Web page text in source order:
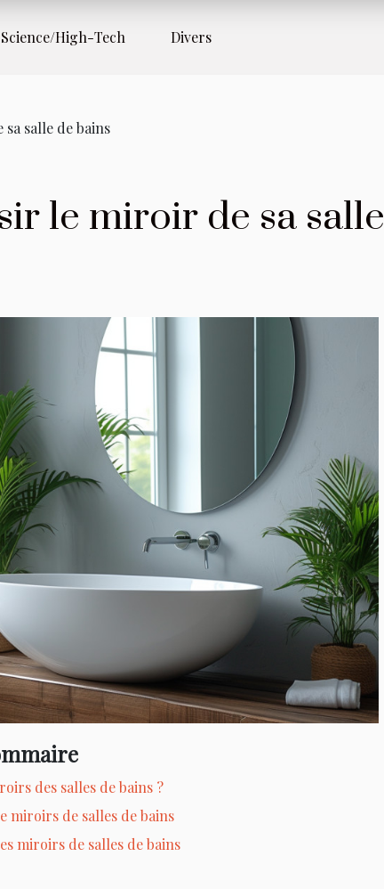
Science/High-Tech Divers
salle de bains
le miroir de sa salle
des salles de bains ?
miroirs de salles de bains
miroirs de salles de bains